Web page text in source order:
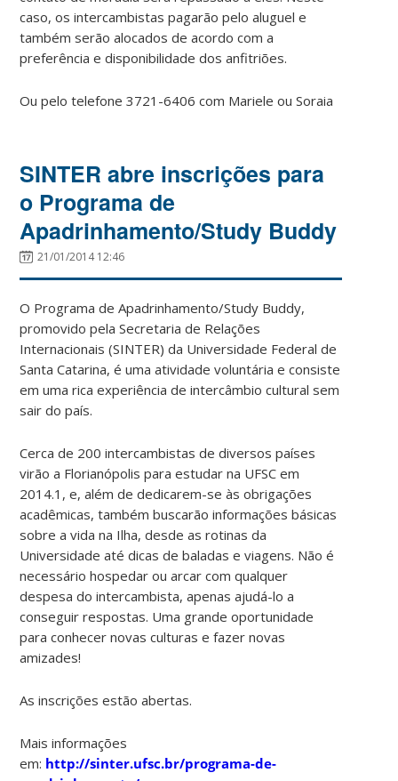
caso, os intercambistas pagarão pelo aluguel e
também serão alocados de acordo com a
preferência e disponibilidade dos anfitriões.
Ou pelo telefone 3721-6406 com Mariele ou Soraia
SINTER abre inscrições para
o Programa de
Apadrinhamento/Study Buddy
21/01/2014 12:46
O Programa de Apadrinhamento/Study Buddy,
promovido pela Secretaria de Relações
Internacionais (SINTER) da Universidade Federal de
Santa Catarina, é uma atividade voluntária e consiste
em uma rica experiência de intercâmbio cultural sem
sair do país.
Cerca de 200 intercambistas de diversos países
virão a Florianópolis para estudar na UFSC em
2014.1, e, além de dedicarem-se às obrigações
acadêmicas, também buscarão informações básicas
sobre a vida na Ilha, desde as rotinas da
Universidade até dicas de baladas e viagens. Não é
necessário hospedar ou arcar com qualquer
despesa do intercambista, apenas ajudá-lo a
conseguir respostas. Uma grande oportunidade
para conhecer novas culturas e fazer novas
amizades!
As inscrições estão abertas.
Mais informações
em: http://sinter.ufsc.br/programa-de-